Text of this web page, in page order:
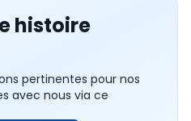
histoire
pertinentes pour nos
avec nous via ce